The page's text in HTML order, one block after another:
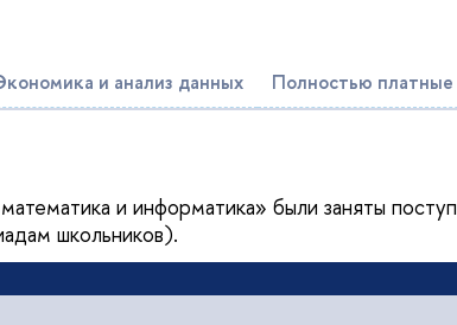
и анализ данных Полностью
и информатика» были заняты
школьников).